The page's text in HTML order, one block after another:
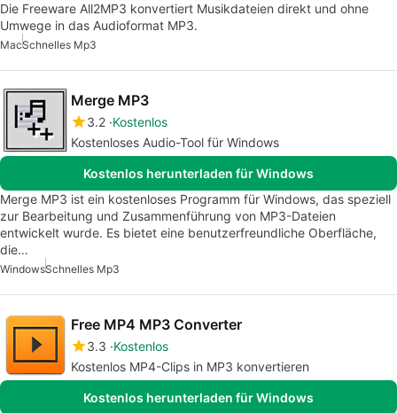
Die Freeware All2MP3 konvertiert Musikdateien direkt und ohne
Umwege in das Audioformat MP3.
MacSchnelles Mp3
Merge MP3
3.2 Kostenlos
Kostenloses Audio-Tool für Windows
Kostenlos herunterladen für Windows
Merge MP3 ist ein kostenloses Programm für Windows, das speziell
zur Bearbeitung und Zusammenführung von MP3-Dateien
entwickelt wurde. Es bietet eine benutzerfreundliche Oberfläche,
die…
WindowsSchnelles Mp3
Free MP4 MP3 Converter
3.3 Kostenlos
Kostenlos MP4-Clips in MP3 konvertieren
Kostenlos herunterladen für Windows